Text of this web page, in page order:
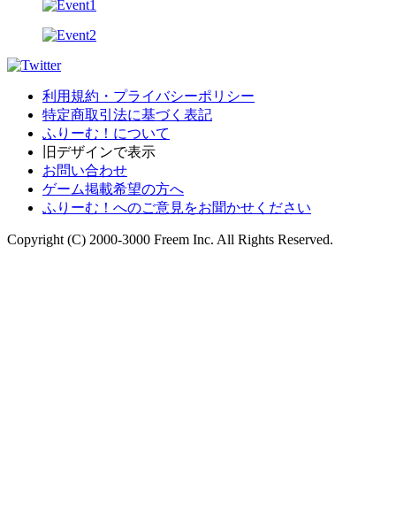
利用規約・プライバシーポリシー
特定商取引法に基づく表記
ふりーむ！について
旧デザインで表示
お問い合わせ
ゲーム掲載希望の方へ
ふりーむ！へのご意見をお聞かせください
Copyright (C) 2000-3000 Freem Inc. All Rights Reserved.